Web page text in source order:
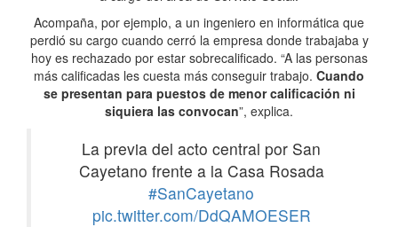
Acompaña, por ejemplo, a un ingeniero en informática que
perdió su cargo cuando cerró la empresa donde trabajaba y
hoy es rechazado por estar sobrecalificado. “A las personas
más calificadas les cuesta más conseguir trabajo. Cuando
se presentan para puestos de menor calificación ni
siquiera las convocan”, explica.
La previa del acto central por San
Cayetano frente a la Casa Rosada
#SanCayetano
pic.twitter.com/DdQAMOESER